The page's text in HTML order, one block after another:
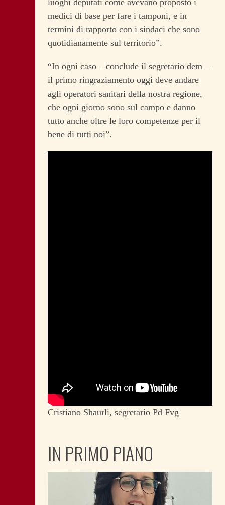
medici di base per fare i tamponi, e in
termini di rapporto con i sindaci che sono
quotidianamente sul territorio”.
“In ogni caso – conclude il segretario dem –
il primo ringraziamento oggi deve andare
agli operatori sanitari della nostra regione,
che ogni giorno sono sul campo e danno
tutto anche oltre le loro competenze per il
bene di tutti noi”.
Cristiano Shaurli, segretario Pd Fvg
IN PRIMO PIANO